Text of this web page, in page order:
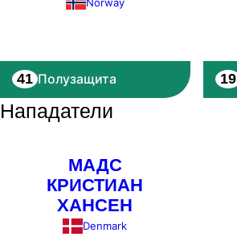
41 Полузащита 19
Нападатели
МАДС
КРИСТИАН
ХАНСЕН
Denmark